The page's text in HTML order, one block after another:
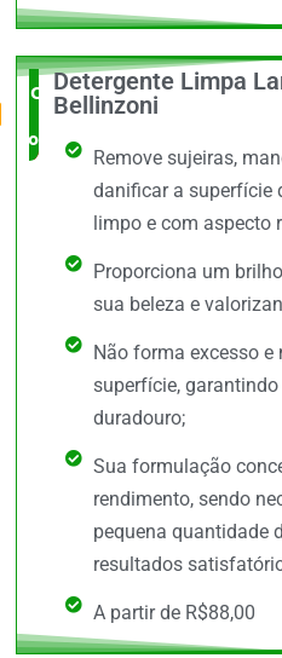
O Mais
completo
Detergente Limpa
Bellinzoni
Remove sujeiras,
danificar a superfície
limpo e com aspecto
Proporciona um
sua beleza e
Não forma excesso
superfície,
duradouro;
Sua formulação
rendimento, sendo
pequena quantidade
resultados
A partir de R$88,00